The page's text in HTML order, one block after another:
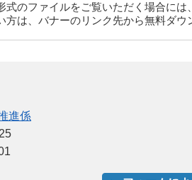
式のファイルをご覧いただく場合には
方は、バナーのリンク先から無料ダウ
進係